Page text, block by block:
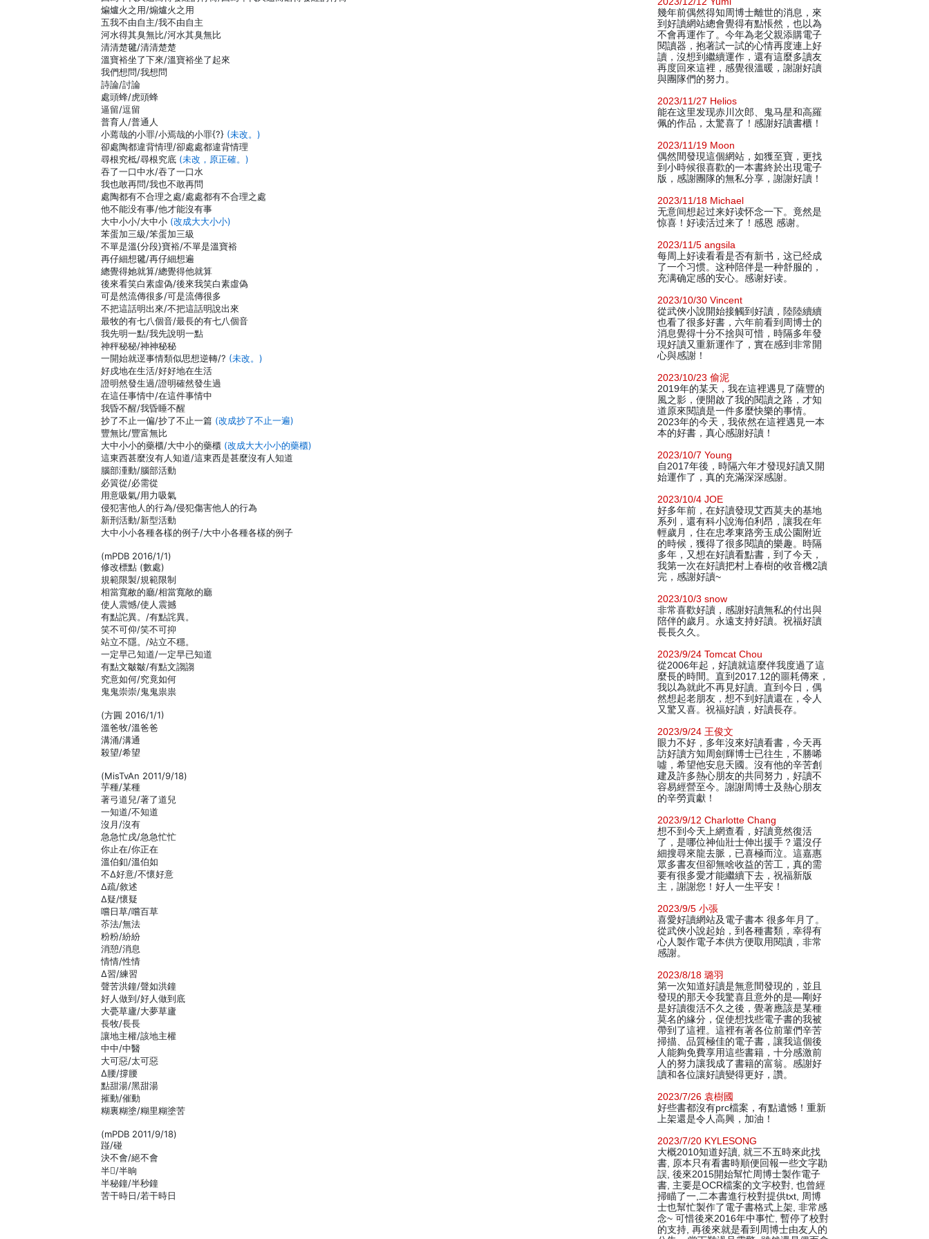
煸爐火之用/煽爐火之用
五我不由自主/我不由自主
河水得其臭無比/河水其臭無比
清清楚毽/清清楚楚
溫寶裕坐了下來/溫寶裕坐了起來
我們想問/我想問
詩論/討論
處頭蜂/虎頭蜂
逼留/逗留
普育人/普通人
小蔫哉的小罪/小焉哉的小罪{?} (未改。)
卻處陶都違背情理/卻處處都違背情理
尋根究柢/尋根究底 (未改，原正確。)
吞了一口中水/吞了一口水
我也敢再問/我也不敢再問
處陶都有不合理之處/處處都有不合理之處
他不能没有事/他才能沒有事
大中小小/大中小 (改成大大小小)
苯蛋加三級/笨蛋加三級
不單是溫{分段}寶裕/不單是溫寶裕
再仔細想毽/再仔細想遍
總覺得她就算/總覺得他就算
後來看笑白素虛偽/後來我笑白素虛偽
可是然流傳很多/可是流傳很多
不把這話明出來/不把這話明說出來
最牧的有七八個音/最長的有七八個音
我先明一點/我先說明一點
神秤秘秘/神神秘秘
一開始就遻事情類似思想逆轉/? (未改。)
好戌地在生活/好好地在生活
證明然發生過/證明確然發生過
在這任事情中/在這件事情中
我昏不醒/我昏睡不醒
抄了不止一偏/抄了不止一篇 (改成抄了不止一遍)
豐無比/豐富無比
大中小小的藥櫃/大中小的藥櫃 (改成大大小小的藥櫃)
這東西甚麼沒有人知道/這東西是甚麼沒有人知道
腦部湩動/腦部活動
必篢從/必需從
用意吸氣/用力吸氣
侵犯害他人的行為/侵犯傷害他人的行為
新刑活動/新型活動
大中小小各種各樣的例子/大中小各種各樣的例子
(mPDB 2016/1/1)
修改標點 (數處)
規範限製/規範限制
相當寬敝的廳/相當寬敞的廳
使人震憾/使人震撼
有點詑異。/有點詫異。
笑不可仰/笑不可抑
站立不隱。/站立不穩。
一定早己知道/一定早已知道
有點文皺皺/有點文謅謅
究意如何/究竟如何
鬼鬼崇崇/鬼鬼祟祟
(方圓 2016/1/1)
溫爸牧/溫爸爸
溝涌/溝通
殺望/希望
(MisTvAn 2011/9/18)
芋種/某種
著弓道兒/著了道兒
一知道/不知道
沒月/沒有
急急忙戌/急急忙忙
你止在/你正在
溫伯釦/溫伯如
不Δ好意/不懷好意
Δ疏/敘述
Δ疑/懷疑
嚐日草/嚐百草
苶法/無法
粉粉/紛紛
消憩/消息
情情/性情
Δ習/練習
聲苦洪鐘/聲如洪鐘
好人做到/好人做到底
大甍草廬/大夢草廬
長牧/長長
讓地主權/該地主權
中中/中醫
大可惡/太可惡
Δ腰/撐腰
點甜湯/黑甜湯
摧動/催動
糊裏糊塗/糊里糊塗苦
(mPDB 2011/9/18)
踫/碰
決不會/絕不會
半/半晌
半秘鐘/半秒鐘
苦干時日/若干時日
幾年前偶然得知周博士離世的消息，來
到好讀網站總會覺得有點悵然，也以為
不會再運作了。今年為老父親添購電子
閱讀器，抱著試一試的心情再度連上好
讀，沒想到繼續運作，還有這麼多讀友
再度回來這裡，感覺很溫暖，謝謝好讀
與團隊們的努力。
2023/11/27 Helios
能在这里发现赤川次郎、鬼马星和高羅
佩的作品，太驚喜了！感謝好讀書櫃！
2023/11/19 Moon
偶然間發現這個網站，如獲至寶，更找
到小時候很喜歡的一本書終於出現電子
版，感謝團隊的無私分享，謝謝好讀！
2023/11/18 Michael
无意间想起过来好读怀念一下。竟然是
惊喜！好读活过来了！感恩 感谢。
2023/11/5 angsila
每周上好读看看是否有新书，这已经成
了一个习惯。这种陪伴是一种舒服的，
充满确定感的安心。感谢好读。
2023/10/30 Vincent
從武俠小說開始接觸到好讀，陸陸續續
也看了很多好書，六年前看到周博士的
消息覺得十分不捨與可惜，時隔多年發
現好讀又重新運作了，實在感到非常開
心與感謝！
2023/10/23 偷泥
2019年的某天，我在這裡遇見了薩豐的
風之影，便開啟了我的閱讀之路，才知
道原來閱讀是一件多麼快樂的事情。
2023年的今天，我依然在這裡遇見一本
本的好書，真心感謝好讀！
2023/10/7 Young
自2017年後，時隔六年才發現好讀又開
始運作了，真的充滿深深感謝。
2023/10/4 JOE
好多年前，在好讀發現艾西莫夫的基地
系列，還有科小說海伯利昂，讓我在年
輕歲月，住在忠孝東路旁玉成公園附近
的時候，獲得了很多閱讀的樂趣。時隔
多年，又想在好讀看點書，到了今天，
我第一次在好讀把村上春樹的收音機2讀
完，感謝好讀~
2023/10/3 snow
非常喜歡好讀，感謝好讀無私的付出與
陪伴的歲月。永遠支持好讀。祝福好讀
長長久久。
2023/9/24 Tomcat Chou
從2006年起，好讀就這麼伴我度過了這
麼長的時間。直到2017.12的噩耗傳來，
我以為就此不再見好讀。直到今日，偶
然想起老朋友，想不到好讀還在，令人
又驚又喜。祝福好讀，好讀長存。
2023/9/24 王俊文
眼力不好，多年沒來好讀看書，今天再
訪好讀方知周劍輝博士已往生，不勝唏
噓，希望他安息天國。沒有他的辛苦創
建及許多熱心朋友的共同努力，好讀不
容易經營至今。謝謝周博士及熱心朋友
的辛勞貢獻！
2023/9/12 Charlotte Chang
想不到今天上網查看，好讀竟然復活
了，是哪位神仙壯士伸出援手？還沒仔
細搜尋來龍去脈，已喜極而泣。這嘉惠
眾多書友但卻無啥收益的苦工，真的需
要有很多愛才能繼續下去，祝福新版
主，謝謝您！好人一生平安！
2023/9/5 小張
喜愛好讀網站及電子書本 很多年月了。
從武俠小說起始，到各種書類，幸得有
心人製作電子本供方便取用閱讀，非常
感謝。
2023/8/18 璐羽
第一次知道好讀是無意間發現的，並且
發現的那天令我驚喜且意外的是—剛好
是好讀復活不久之後，覺著應該是某種
莫名的緣分，促使想找些電子書的我被
帶到了這裡。這裡有著各位前輩們辛苦
掃描、品質極佳的電子書，讓我這個後
人能夠免費享用這些書籍，十分感激前
人的努力讓我成了書籍的富翁。感謝好
讀和各位讓好讀變得更好，讚。
2023/7/26 袁樹國
好些書都沒有prc檔案，有點遺憾！重新
上架還是令人高興，加油！
2023/7/20 KYLESONG
大概2010知道好讀, 就三不五時來此找
書, 原本只有看書時順便回報一些文字勘
誤, 後來2015開始幫忙周博士製作電子
書, 主要是OCR檔案的文字校對, 也曾經
掃瞄了一,二本書進行校對提供txt, 周博
士也幫忙製作了電子書格式上架, 非常感
念~ 可惜後來2016年中事忙, 暫停了校對
的支持, 再後來就是看到周博士由友人的